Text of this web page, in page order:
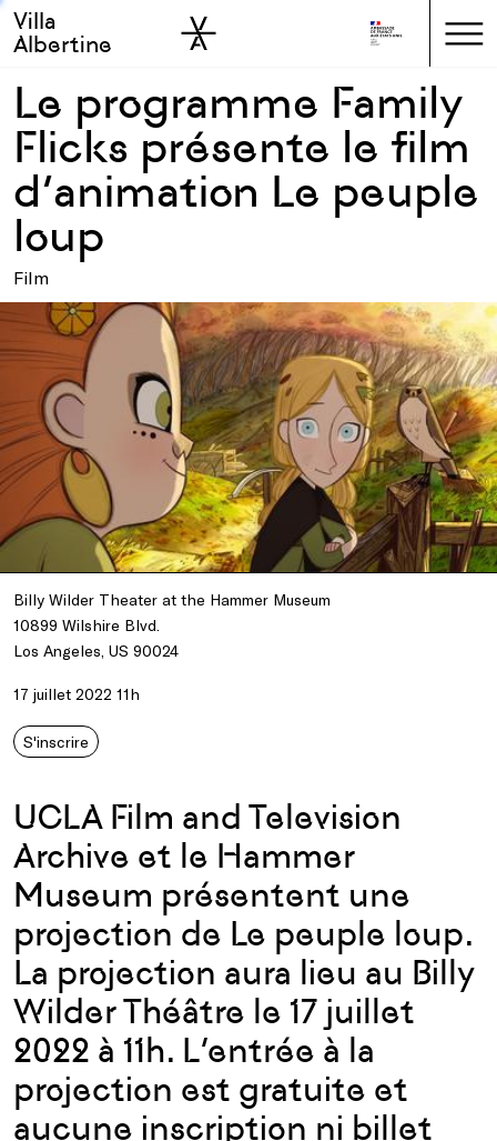
Skip to main
Skip to sidebar
Villa
Albertine
Le programme Family
Flicks présente le film
d’animation Le peuple
loup
Film
Billy Wilder Theater at the Hammer Museum
10899 Wilshire Blvd.
Los Angeles, US 90024
17 juillet 2022 11h
S'inscrire
UCLA Film and Television
Archive et le Hammer
Museum présentent une
projection de Le peuple loup.
La projection aura lieu au Billy
Wilder Théâtre le 17 juillet
2022 à 11h. L’entrée à la
projection est gratuite et
aucune inscription ni billet